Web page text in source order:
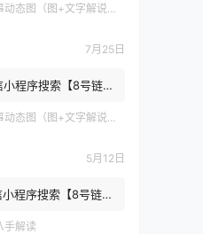
态图（图+文字解说版）
7月25日
程序搜索【8号链
里...
态图（图+文字解说版）
5月12日
程序搜索【8号链
里识别
手解读